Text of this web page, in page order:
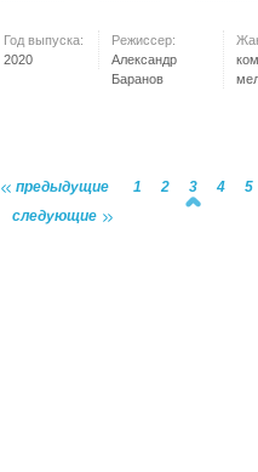
Год выпуска:
2020
Режиссер:
Александр
Баранов
предыдущие 1 2 3 4
5
следующие